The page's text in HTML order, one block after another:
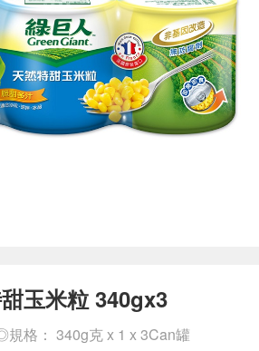
玉米粒 340gx3
規格： 340g克 x 1 x 3Can罐